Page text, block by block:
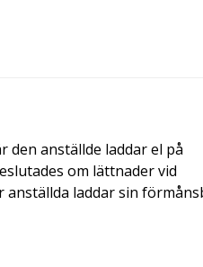
anställde laddar el på
om lättnader vid
laddar sin